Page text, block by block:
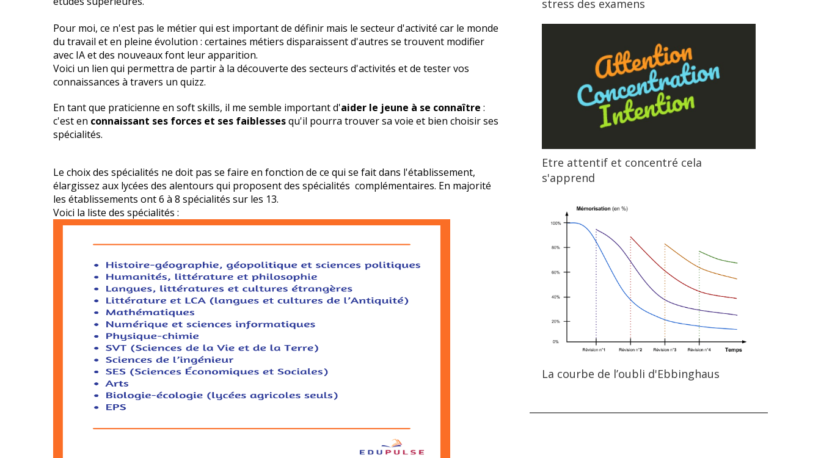
Pour moi, ce n'est pas le métier qui est important de définir mais le secteur d'activité car le monde
du travail et en pleine évolution : certaines métiers disparaissent d'autres se trouvent modifier
avec IA et des nouveaux font leur apparition.
Voici un lien qui permettra de partir à la découverte des secteurs d'activités et de tester vos
connaissances à travers un quizz.
En tant que praticienne en soft skills, il me semble important d'aider le jeune à se connaître :
c'est en connaissant ses forces et ses faiblessesqu'il pourra trouver sa voie et bien choisir ses
spécialités.
Le choix des spécialités ne doit pas se faire en fonction de ce qui se fait dans l'établissement,
élargissez aux lycées des alentours qui proposent des spécialités complémentaires. En majorité
les établissements ont 6 à 8 spécialités sur les 13.
Voici la liste des spécialités :
stress des examens
Etre attentif et concentré cela
s'apprend
La courbe de l’oubli d'Ebbinghaus